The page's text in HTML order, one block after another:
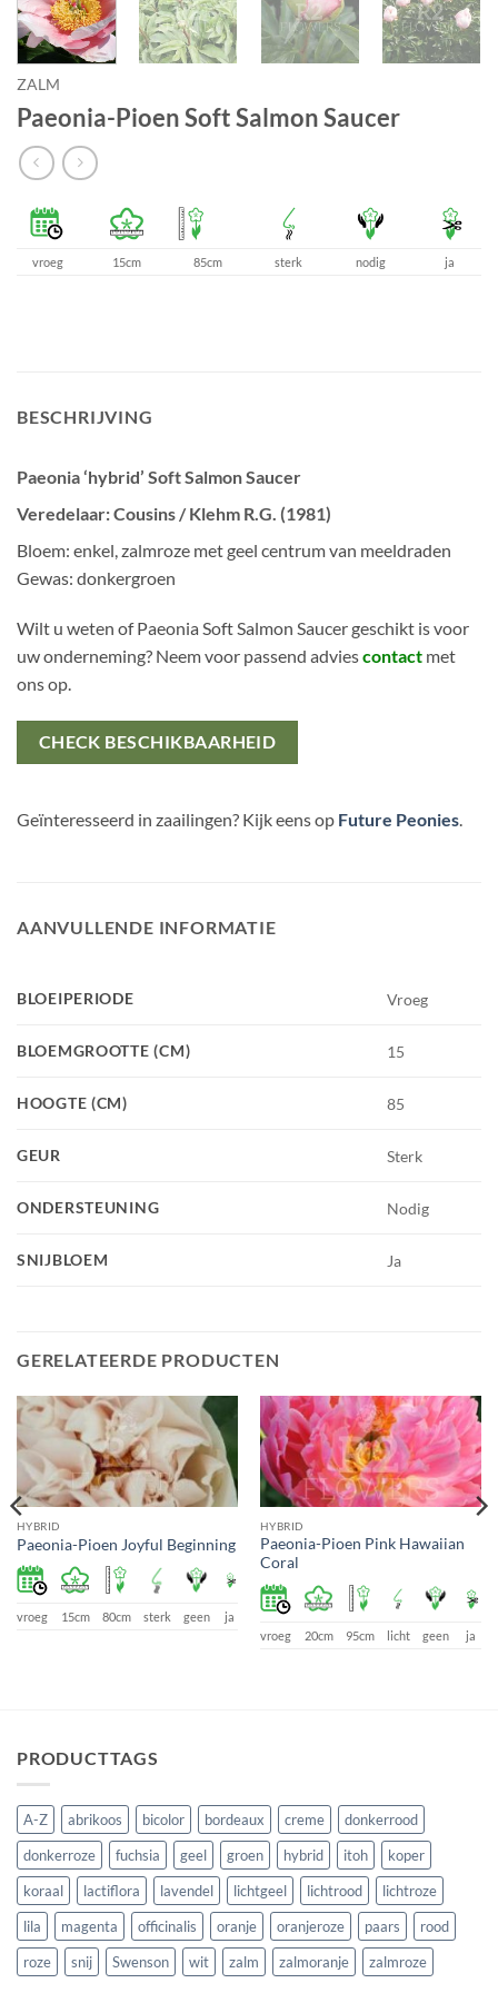
ZALM
Paeonia-Pioen Soft Salmon Saucer
vroeg 15cm 85cm sterk nodig ja
BESCHRIJVING
Paeonia ‘hybrid’ Soft Salmon Saucer
Veredelaar: Cousins / Klehm R.G. (1981)
Bloem: enkel, zalmroze met geel centrum van meeldraden
Gewas: donkergroen
Wilt u weten of Paeonia Soft Salmon Saucer geschikt is voor
uw onderneming? Neem voor passend adviescontact met
ons op.
CHECK BESCHIKBAARHEID
Geïnteresseerd in zaailingen? Kijk eens op Future Peonies
AANVULLENDE INFORMATIE
BLOEIPERIODE Vroeg
BLOEMGROOTTE (CM) 15
HOOGTE (CM) 85
GEUR Sterk
ONDERSTEUNING Nodig
SNIJBLOEM Ja
GERELATEERDE PRODUCTEN
HYBRID
Paeonia-Pioen Joyful Beginning
vroeg 15cm 80cm sterk geen ja
HYBRID
Paeonia-Pioen Pink Hawaiian
Coral
vroeg 20cm 95cm licht geen ja
PRODUCTTAGS
A-Z abrikoos bicolor bordeaux creme
donkerrood
donkerroze
fuchsia geel groen hybrid itoh
koper
koraal
lactiflora lavendel lichtgeel lichtrood
lichtroze
lila
magenta officinalis oranje oranjeroze paars
rood
roze
snij Swenson wit zalm zalmoranje zalmroze